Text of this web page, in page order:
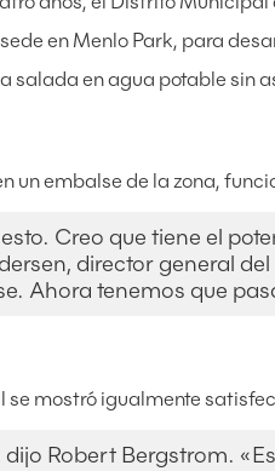
en Menlo Park, para
salada en agua potable sin
un embalse de la zona,
Creo que tiene el
director general
Ahora tenemos que
mostró igualmente
Robert Bergstrom.